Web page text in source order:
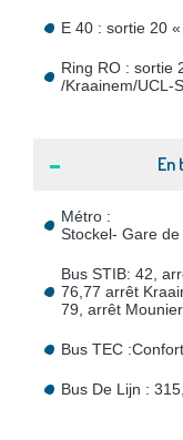
E 40 : sortie 20
Ring RO : sortie
/Kraainem/UCL-
En
Métro :
Stockel- Gare de
Bus STIB: 42,
76,77 arrêt
79, arrêt Mounier
Bus TEC
Bus De Lijn :